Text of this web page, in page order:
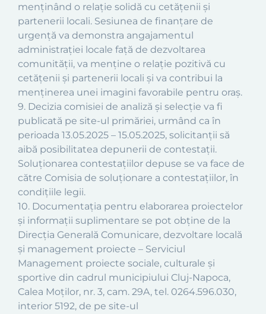
menținând o relație solidă cu cetățenii și
partenerii locali. Sesiunea de finanțare de
urgență va demonstra angajamentul
administrației locale față de dezvoltarea
comunității, va menține o relație pozitivă cu
cetățenii și partenerii locali și va contribui la
menținerea unei imagini favorabile pentru oraș.
9. Decizia comisiei de analiză și selecție va fi
publicată pe site-ul primăriei, urmând ca în
perioada 13.05.2025 – 15.05.2025, solicitanţii să
aibă posibilitatea depunerii de contestaţii.
Soluţionarea contestaţiilor depuse se va face de
către Comisia de soluţionare a contestaţiilor, în
condiţiile legii.
10. Documentaţia pentru elaborarea proiectelor
şi informaţii suplimentare se pot obţine de la
Direcţia Generală Comunicare, dezvoltare locală
şi management proiecte – Serviciul
Management proiecte sociale, culturale și
sportive din cadrul municipiului Cluj-Napoca,
Calea Moţilor, nr. 3, cam. 29A, tel. 0264.596.030,
interior 5192, de pe site-ul